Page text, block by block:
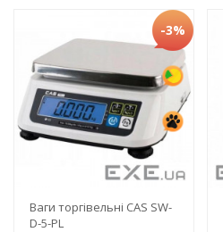
-3%
Ваги торгівельні CAS SW-
D-5-PL